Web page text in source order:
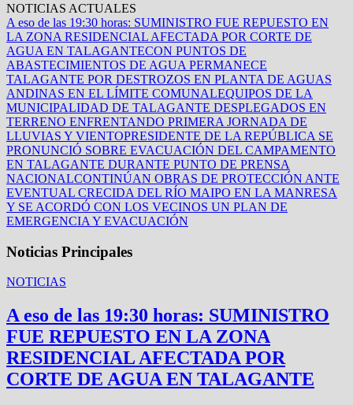
NOTICIAS ACTUALES
A eso de las 19:30 horas: SUMINISTRO FUE REPUESTO EN
LA ZONA RESIDENCIAL AFECTADA POR CORTE DE
AGUA EN TALAGANTECON PUNTOS DE
ABASTECIMIENTOS DE AGUA PERMANECE
TALAGANTE POR DESTROZOS EN PLANTA DE AGUAS
ANDINAS EN EL LÍMITE COMUNALEQUIPOS DE LA
MUNICIPALIDAD DE TALAGANTE DESPLEGADOS EN
TERRENO ENFRENTANDO PRIMERA JORNADA DE
LLUVIAS Y VIENTOPRESIDENTE DE LA REPÚBLICA SE
PRONUNCIÓ SOBRE EVACUACIÓN DEL CAMPAMENTO
EN TALAGANTE DURANTE PUNTO DE PRENSA
NACIONALCONTINÚAN OBRAS DE PROTECCIÓN ANTE
EVENTUAL CRECIDA DEL RÍO MAIPO EN LA MANRESA
Y SE ACORDÓ CON LOS VECINOS UN PLAN DE
EMERGENCIA Y EVACUACIÓN
Noticias Principales
NOTICIAS
A eso de las 19:30 horas: SUMINISTRO
FUE REPUESTO EN LA ZONA
RESIDENCIAL AFECTADA POR
CORTE DE AGUA EN TALAGANTE